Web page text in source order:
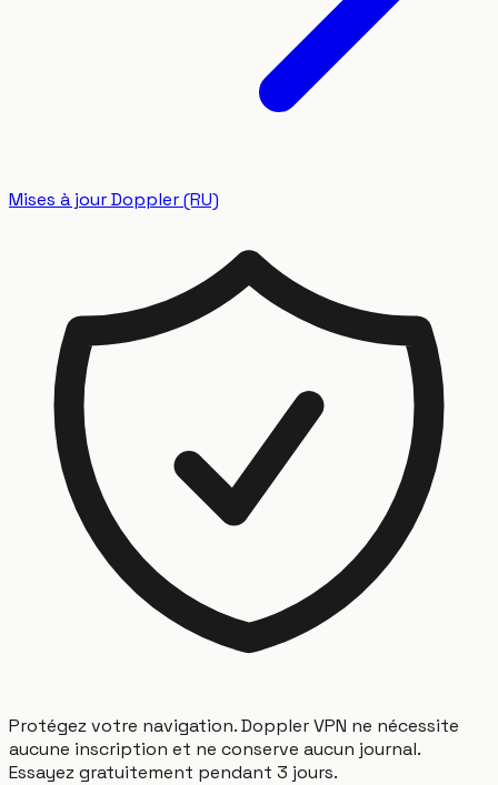
Mises à jour Doppler (RU)
Protégez votre navigation. Doppler VPN ne nécessite
aucune inscription et ne conserve aucun journal.
Essayez gratuitement pendant 3 jours.